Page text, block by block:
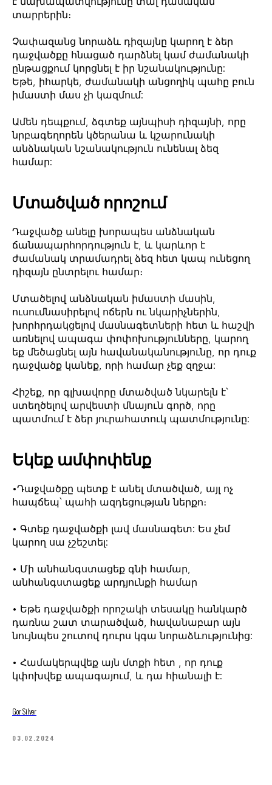
տարրերին։
Չափազանց նորաձև դիզայնը կարող է ձեր
դաջվածքը հնացած դարձնել կամ ժամանակի
ընթացքում կորցնել է իր նշանակությունը:
Եթե, իհարկե, ժամանակի անցողիկ պահը բուն
իմաստի մաս չի կազմում:
Ամեն դեպքում, ձգտեք այնպիսի դիզայնի, որը
նրբագեղորեն կծերանա և կշարունակի
անձնական նշանակություն ունենալ ձեզ
համար:
Մտածված որոշում
Դաջվածք անելը խորապես անձնական
ճանապարհորդություն է, և կարևոր է
ժամանակ տրամադրել ձեզ հետ կապ ունեցող
դիզայն ընտրելու համար։
Մտածելով անձնական իմաստի մասին,
ուսումնասիրելով ոճերն ու նկարիչներին,
խորհրդակցելով մասնագետների հետ և հաշվի
առնելով ապագա փոփոխությունները, կարող
եք մեծացնել այն հավանականությունը, որ դուք
դաջվածք կանեք, որի համար չեք զղջա:
Հիշեք, որ գլխավորը մտածված նկարելն է՝
ստեղծելով արվեստի մնայուն գործ, որը
պատմում է ձեր յուրահատուկ պատմությունը:
Եկեք ամփոփենք
•Դաջվածքը պետք է անել մտածված, այլ ոչ
հապճեպ՝ պահի ազդեցության ներքո։
• Գտեք դաջվածքի լավ մասնագետ: Ես չեմ
կարող սա չշեշտել:
• Մի անհանգստացեք գնի համար,
անհանգստացեք արդյունքի համար
• Եթե դաջվածքի որոշակի տեսակը հանկարծ
դառնա շատ տարածված, հավանաբար այն
նույնպես շուտով դուրս կգա նորաձևությունից:
• Համակերպվեք այն մտքի հետ , որ դուք
կփոխվեք ապագայում, և դա հիանալի է:
Gor Silver
03.02.2024